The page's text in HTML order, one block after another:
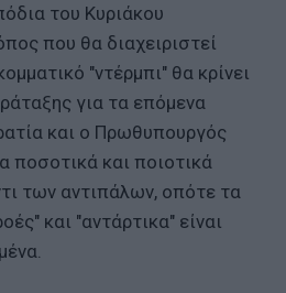
του Κυριάκου
που θα διαχειριστεί
"ντέρμπι" θα κρίνει
για τα επόμενα
και ο Πρωθυπουργός
ποσοτικά και ποιοτικά
των αντιπάλων, οπότε τα
και "αντάρτικα" είναι